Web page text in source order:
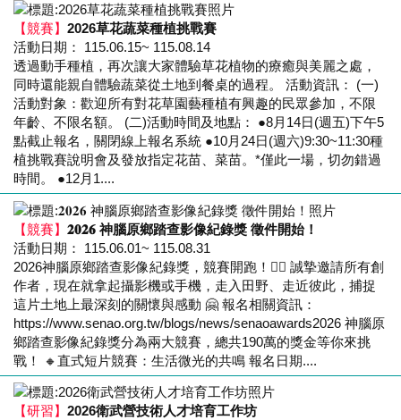
【競賽】 2026草花蔬菜種植挑戰賽
活動日期： 115.06.15~ 115.08.14
透過動手種植，再次讓大家體驗草花植物的療癒與美麗之處，
同時還能親自體驗蔬菜從土地到餐桌的過程。 活動資訊： (一)
活動對象：歡迎所有對花草園藝種植有興趣的民眾參加，不限
年齡、不限名額。 (二)活動時間及地點： ●8月14日(週五)下午5
點截止報名，關閉線上報名系統 ●10月24日(週六)9:30~11:30種
植挑戰賽說明會及發放指定花苗、菜苗。*僅此一場，切勿錯過
時間。 ●12月1....
【競賽】 𝟐𝟎𝟐𝟔 神腦原鄉踏查影像紀錄獎 徵件開始！
活動日期： 115.06.01~ 115.08.31
2026神腦原鄉踏查影像紀錄獎，競賽開跑！🏃‍♂️ 誠摯邀請所有創
作者，現在就拿起攝影機或手機，走入田野、走近彼此，捕捉
這片土地上最深刻的關懷與感動 🤗 報名相關資訊：
https://www.senao.org.tw/blogs/news/senaoawards2026 神腦原
鄉踏查影像紀錄獎分為兩大競賽，總共190萬的獎金等你來挑
戰！ 🔸直式短片競賽：生活微光的共鳴 報名日期....
【研習】 2026衛武營技術人才培育工作坊